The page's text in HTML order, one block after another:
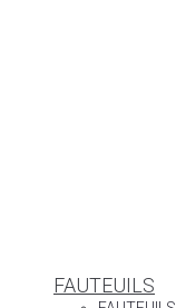
FAUTEUILS